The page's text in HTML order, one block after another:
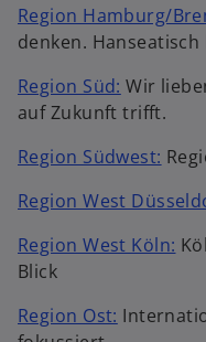
Region Hamburg/
denken. Hanseatisch
Region Süd: Wir
auf Zukunft trifft.
Region Südwest:
Region West
Region West Köln:
Blick
Region Ost: